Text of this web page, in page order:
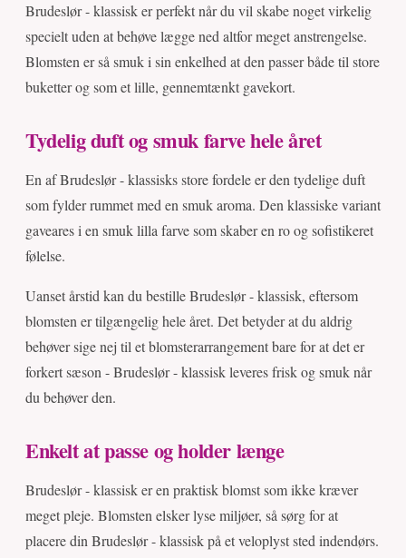
Brudeslør - klassisk er perfekt når du vil skabe noget virkelig
specielt uden at behøve lægge ned altfor meget anstrengelse.
Blomsten er så smuk i sin enkelhed at den passer både til store
buketter og som et lille, gennemtænkt gavekort.
Tydelig duft og smuk farve hele året
En af Brudeslør - klassisks store fordele er den tydelige duft
som fylder rummet med en smuk aroma. Den klassiske variant
gaveares i en smuk lilla farve som skaber en ro og sofistikeret
følelse.
Uanset årstid kan du bestille Brudeslør - klassisk, eftersom
blomsten er tilgængelig hele året. Det betyder at du aldrig
behøver sige nej til et blomsterarrangement bare for at det er
forkert sæson - Brudeslør - klassisk leveres frisk og smuk når
du behøver den.
Enkelt at passe og holder længe
Brudeslør - klassisk er en praktisk blomst som ikke kræver
meget pleje. Blomsten elsker lyse miljøer, så sørg for at
placere din Brudeslør - klassisk på et veloplyst sted indendørs.